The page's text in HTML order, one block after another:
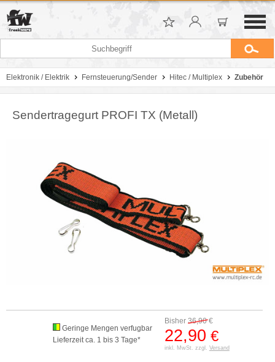
Elektronik / Elektrik Fernsteuerung/Sender Hitec / Multiplex Zubehör
Sendertragegurt PROFI TX (Metall)
Bisher 36,90€
22,90 €
inkl. MwSt. zzgl. Versand
Geringe Mengen verfugbar
Lieferzeit ca. 1 bis 3 Tage*